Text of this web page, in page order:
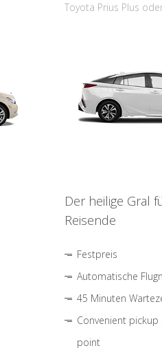
Toyota Prius Plus
Der heilige Gral
Reisende
Festpreis
Automatische
45 Minuten
Convenient
point